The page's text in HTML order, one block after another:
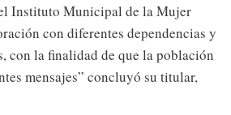
Instituto Municipal de la Mujer
con diferentes dependencias y
con la finalidad de que la población
mensajes” concluyó su titular,